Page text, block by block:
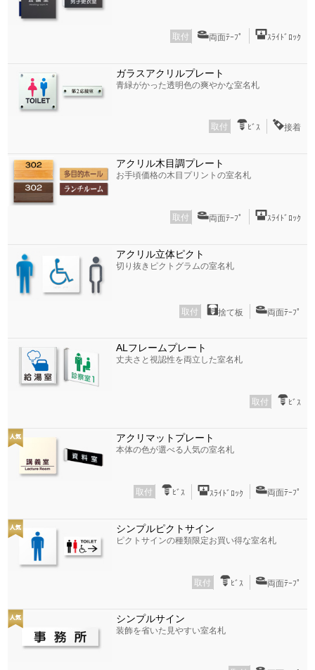
取付 両面ﾃｰﾌﾟ ｽﾗｲﾄﾞﾛｯｸ
ガラスアクリルプレート
青緑がかった透明色の爽やかな室名札
取付 ﾋﾞｽ 接着
アクリル木目調プレート
お手頃価格の木目プリントの室名札
取付 両面ﾃｰﾌﾟ ｽﾗｲﾄﾞﾛｯｸ
アクリル立体ピクト
切り抜きピクトグラムの室名札
取付 捨て板 両面ﾃｰﾌﾟ
ALフレームプレート
丈夫さと視認性を両立した室名札
取付 ﾋﾞｽ
アクリマットプレート
本体の色が選べる人気の室名札
取付 ﾋﾞｽ ｽﾗｲﾄﾞﾛｯｸ 両面ﾃｰﾌﾟ
シンプルピクトサイン
ピクトサインの種類限定お買い得な室名札
取付 ﾋﾞｽ 両面ﾃｰﾌﾟ
シンプルサイン
装飾を省いた見やすい室名札